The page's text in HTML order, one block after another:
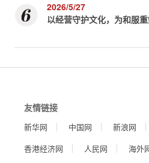
2026/5/27
以经营守护文化，为和服
友情链接
新华网 中国网 新浪网
香港经济网
人民网 海外